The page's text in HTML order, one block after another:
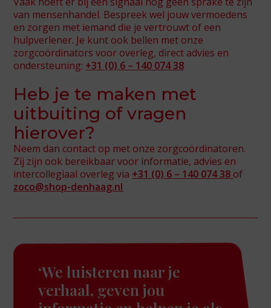
van mensenhandel. Bespreek wel jouw vermoedens
en zorgen met iemand die je vertrouwt of een
hulpverlener. Je kunt ook bellen met onze
zorgcoördinators voor overleg, direct advies en
ondersteuning: +31 (0) 6 – 140 074 38
Heb je te maken met
uitbuiting of vragen
hierover?
Neem dan contact op met onze zorgcoördinatoren.
Zij zijn ook bereikbaar voor informatie, advies en
intercollegiaal overleg via +31 (0) 6 – 140 074 38 of
zoco@shop-denhaag.nl
‘We luisteren naar je
verhaal, geven jou